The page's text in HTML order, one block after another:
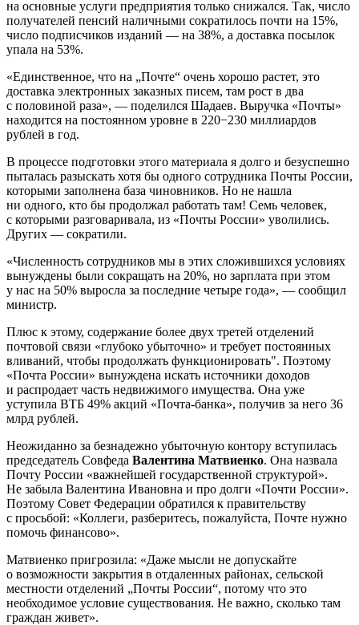
на основные услуги предприятия только снижался. Так, число
получателей пенсий наличными сократилось почти на 15%,
число подписчиков изданий — на 38%, а доставка посылок
упала на 53%.
«Единственное, что на „Почте“ очень хорошо растет, это
доставка электронных заказных писем, там рост в два
с половиной раза», — поделился Шадаев. Выручка «Почты»
находится на постоянном уровне в 220−230 миллиардов
рублей в год.
В процессе подготовки этого материала я долго и безуспешно
пыталась разыскать хотя бы одного сотрудника Почты России,
которыми заполнена база чиновников. Но не нашла
ни одного, кто бы продолжал работать там! Семь человек,
с которыми разговаривала, из «Почты России» уволились.
Других — сократили.
«Численность сотрудников мы в этих сложившихся условиях
вынуждены были сокращать на 20%, но зарплата при этом
у нас на 50% выросла за последние четыре года», — сообщил
министр.
Плюс к этому, содержание более двух третей отделений
почтовой связи «глубоко убыточно» и требует постоянных
вливаний, чтобы продолжать функционировать". Поэтому
«Почта России» вынуждена искать источники доходов
и распродает часть недвижимого имущества. Она уже
уступила ВТБ 49% акций «Почта-банка», получив за него 36
млрд рублей.
Неожиданно за безнадежно убыточную контору вступилась
председатель Совфеда Валентина Матвиенко. Она назвала
Почту России «важнейшей государственной структурой».
Не забыла Валентина Ивановна и про долги «Почти России».
Поэтому Совет Федерации обратился к правительству
с просьбой: «Коллеги, разберитесь, пожалуйста, Почте нужно
помочь финансово».
Матвиенко пригрозила: «Даже мысли не допускайте
о возможности закрытия в отдаленных районах, сельской
местности отделений „Почты России“, потому что это
необходимое условие существования. Не важно, сколько там
граждан живет».